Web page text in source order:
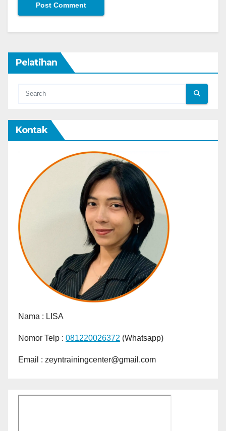
Pelatihan
Kontak
Nama : LISA
Nomor Telp : 081220026372 (Whatsapp)
Email : zeyntrainingcenter@gmail.com